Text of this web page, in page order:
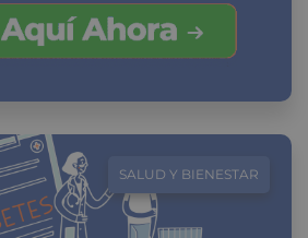
SALUD Y BIENESTAR